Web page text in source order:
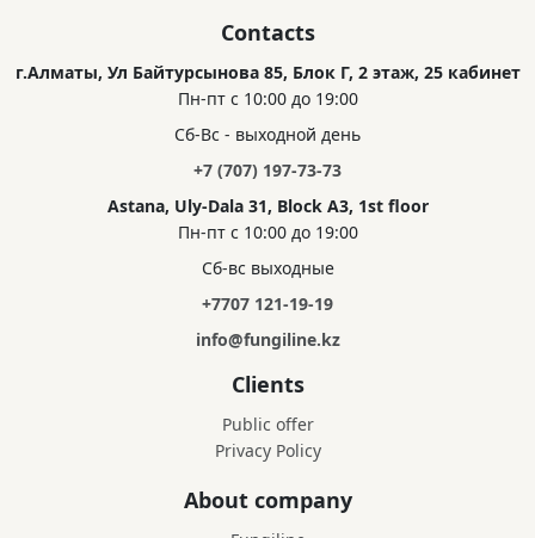
Contacts
г.Алматы, Ул Байтурсынова 85, Блок Г, 2 этаж, 25 кабинет
Пн-пт с 10:00 до 19:00
Сб-Вс - выходной день
+7 (707) 197-73-73
Astana, Uly-Dala 31, Block A3, 1st floor
Пн-пт с 10:00 до 19:00
Сб-вс выходные
+7707 121-19-19
info@fungiline.kz
Clients
Public offer
Privacy Policy
About company